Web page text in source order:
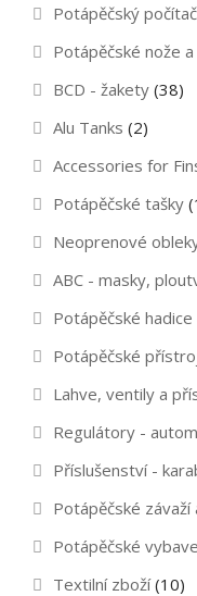
Potápěčský počítač
Potápěčské nože
BCD - žakety (38)
Alu Tanks (2)
Accessories for
Potápěčské tašky
Neoprenové
ABC - masky,
Potápěčské hadice
Potápěčské
Lahve, ventily a
Regulátory -
Příslušenství -
Potápěčské závaží
Potápěčské
Textilní zboží (10)